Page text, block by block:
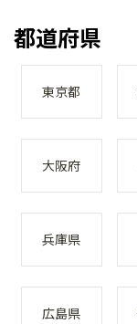
都道府県
東京都
大阪府
兵庫県
広島県